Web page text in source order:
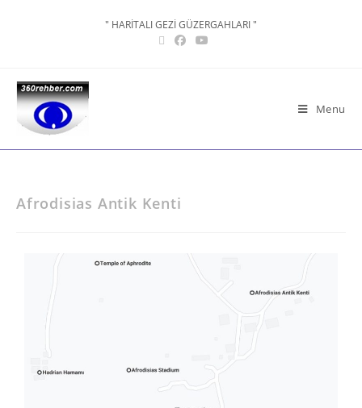
" HARİTALI GEZİ GÜZERGAHLARI "
Menu
Afrodisias Antik Kenti